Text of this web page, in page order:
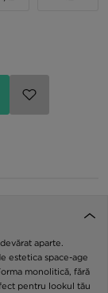
aparte.
estetica space-age
monolitică, fără
pentru lookul tău